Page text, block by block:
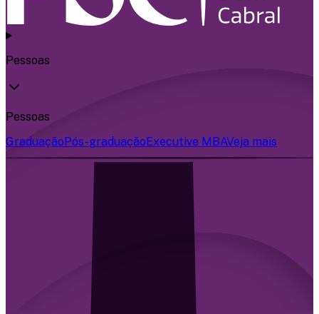
Pessoas
Pessoas
Graduação Pós-graduação Executive MBAVeja mais